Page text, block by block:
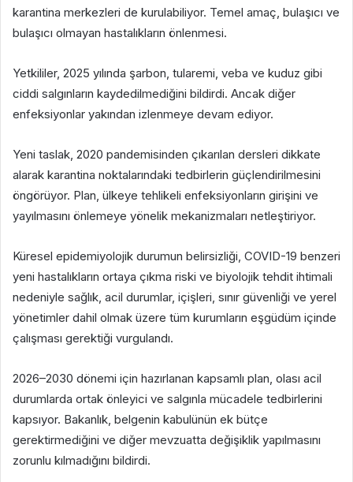
karantina merkezleri de kurulabiliyor. Temel amaç, bulaşıcı ve
bulaşıcı olmayan hastalıkların önlenmesi.
Yetkililer, 2025 yılında şarbon, tularemi, veba ve kuduz gibi
ciddi salgınların kaydedilmediğini bildirdi. Ancak diğer
enfeksiyonlar yakından izlenmeye devam ediyor.
Yeni taslak, 2020 pandemisinden çıkarılan dersleri dikkate
alarak karantina noktalarındaki tedbirlerin güçlendirilmesini
öngörüyor. Plan, ülkeye tehlikeli enfeksiyonların girişini ve
yayılmasını önlemeye yönelik mekanizmaları netleştiriyor.
Küresel epidemiyolojik durumun belirsizliği, COVID-19 benzeri
yeni hastalıkların ortaya çıkma riski ve biyolojik tehdit ihtimali
nedeniyle sağlık, acil durumlar, içişleri, sınır güvenliği ve yerel
yönetimler dahil olmak üzere tüm kurumların eşgüdüm içinde
çalışması gerektiği vurgulandı.
2026–2030 dönemi için hazırlanan kapsamlı plan, olası acil
durumlarda ortak önleyici ve salgınla mücadele tedbirlerini
kapsıyor. Bakanlık, belgenin kabulünün ek bütçe
gerektirmediğini ve diğer mevzuatta değişiklik yapılmasını
zorunlu kılmadığını bildirdi.